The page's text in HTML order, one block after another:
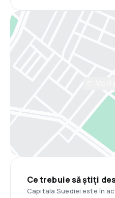
Ce trebuie să știți
Capitala Suediei este în